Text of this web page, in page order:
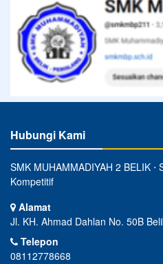
Hubungi Kami
SMK MUHAMMADIYAH 2 BELIK ⋅
Kompetitif
Alamat
Jl. KH. Ahmad Dahlan No. 50B
Telepon
08112778668